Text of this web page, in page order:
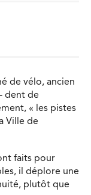
de vélo, ancien
dent de
« les pistes
Ville de
faits pour
il déplore une
plutôt que